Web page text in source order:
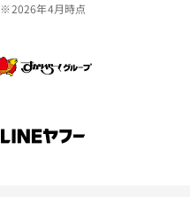
※2026年4月時点